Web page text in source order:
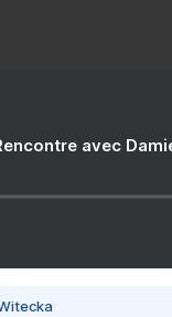
avec